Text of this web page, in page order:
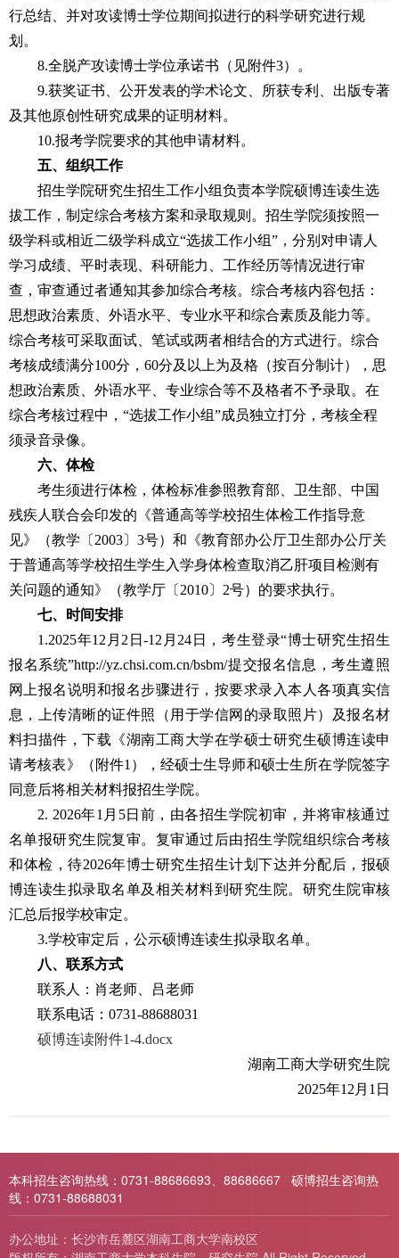
行总结、并对攻读博士学位期间拟进行的科学研究进行规
划。
8.全脱产攻读博士学位承诺书（见附件3）。
9.获奖证书、公开发表的学术论文、所获专利、出版专著
及其他原创性研究成果的证明材料。
10.报考学院要求的其他申请材料。
五、组织工作
招生学院研究生招生工作小组负责本学院硕博连读生选
拔工作，制定综合考核方案和录取规则。招生学院须按照一
级学科或相近二级学科成立“选拔工作小组” ，分别对申请人
学习成绩、平时表现、科研能力、工作经历等情况进行审
查，审查通过者通知其参加综合考核。综合考核内容包括：
思想政治素质、外语水平、专业水平和综合素质及能力等。
综合考核可采取面试、笔试或两者相结合的方式进行。综合
考核成绩满分100分， 60分及以上为及格（按百分制计），思
想政治素质、外语水平、专业综合等不及格者不予录取。在
综合考核过程中， “选拔工作小组”成员独立打分，考核全程
须录音录像。
六、体检
考生须进行体检，体检标准参照教育部、卫生部、中国
残疾人联合会印发的《普通高等学校招生体检工作指导意
见》（教学〔 2003〕 3号）和《教育部办公厅卫生部办公厅关
于普通高等学校招生学生入学身体检查取消乙肝项目检测有
关问题的通知》（教学厅〔 2010〕 2号）的要求执行。
七、时间安排
1.2025年12 月 2 日-12 月 24 日，考生登录“博士研究生招生
报名系统”http://yz.chsi.com.cn/bsbm/提交报名信息，考生遵照
网上报名说明和报名步骤进行，按要求录入本人各项真实信
息，上传清晰的证件照（用于学信网的录取照片）及报名材
料扫描件，下载《湖南工商大学在学硕士研究生硕博连读申
请考核表》（附件1 ），经硕士生导师和硕士生所在学院签字
同意后将相关材料报招生学院。
2. 2026年1 月 5日前，由各招生学院初审，并将审核通过
名单报研究生院复审。复审通过后由招生学院组织综合考核
和体检，待2026年博士研究生招生计划下达并分配后，报硕
博连读生拟录取名单及相关材料到研究生院。研究生院审核
汇总后报学校审定。
3.学校审定后，公示硕博连读生拟录取名单。
八、联系方式
联系人：肖老师、吕老师
联系电话： 0731-88688031
硕博连读附件1-4.docx
湖南工商大学研究生院
2025年12 月 1 日
本科招生咨询热线：0731-88686693、88686667 硕博招生咨询热
线：0731-88688031
办公地址：长沙市岳麓区湖南工商大学南校区